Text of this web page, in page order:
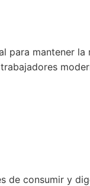
para mantener
de consumir y